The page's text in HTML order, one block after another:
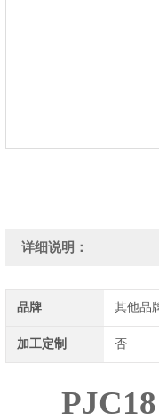
详细说明：
品牌 其他品
加工定制 否